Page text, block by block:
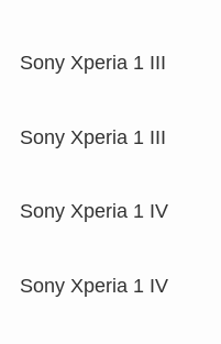
Sony Xperia 1 III
Sony Xperia 1 III
Sony Xperia 1 IV
Sony Xperia 1 IV